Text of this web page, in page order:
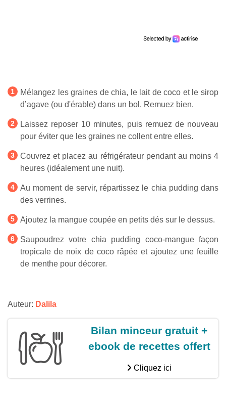
Mélangez les graines de chia, le lait de coco et le sirop
d’agave (ou d'érable) dans un bol. Remuez bien.
Laissez reposer 10 minutes, puis remuez de nouveau
pour éviter que les graines ne collent entre elles.
Couvrez et placez au réfrigérateur pendant au moins 4
heures (idéalement une nuit).
Au moment de servir, répartissez le chia pudding dans
des verrines.
Ajoutez la mangue coupée en petits dés sur le dessus.
Saupoudrez votre chia pudding coco-mangue façon
tropicale de noix de coco râpée et ajoutez une feuille
de menthe pour décorer.
Auteur: Dalila
Bilan minceur gratuit +
ebook de recettes offert
Cliquez ici